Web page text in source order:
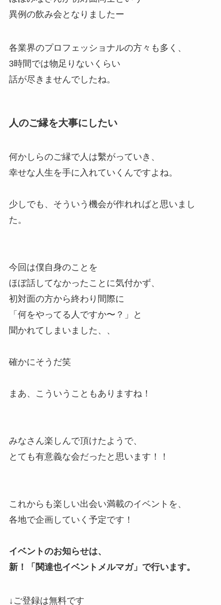
異例の飲み会となりましたー
各業界のプロフェッショナルの方々も多く、
3時間では物足りないくらい
話が尽きませんでしたね。
人のご縁を大事にしたい
何かしらのご縁で人は繫がっていき、
幸せな人生を手に入れていくんですよね。
少しでも、そういう機会が作れればと思いまし
た。
今回は僕自身のことを
ほぼ話してなかったことに気付かず、
初対面の方から終わり間際に
「何をやってる人ですか〜？」と
聞かれてしまいました、、
確かにそうだ笑
まあ、こういうこともありますね！
みなさん楽しんで頂けたようで、
とても有意義な会だったと思います！！
これからも楽しい出会い満載のイベント を、
各地で企画していく予定です！
イベントのお知らせは、
新！「関達也イベントメルマガ」で行います。
↓ご登録は無料です